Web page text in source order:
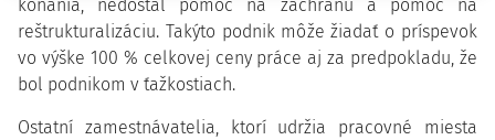
konania, nedostal pomoc na záchranu a pomoc na
reštrukturalizáciu. Takýto podnik môže žiadať o príspevok
vo výške 100 % celkovej ceny práce aj za predpokladu, že
bol podnikom v ťažkostiach.
Ostatní zamestnávatelia, ktorí udržia pracovné miesta